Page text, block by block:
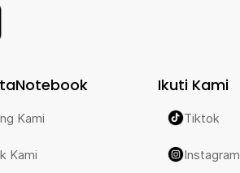
Kami
Kami
Ikuti Kami
Tiktok
Instagram